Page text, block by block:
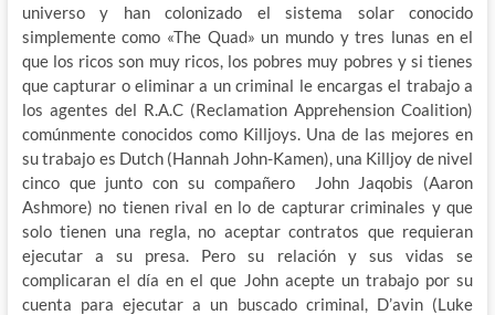
universo y han colonizado el sistema solar conocido
simplemente como «The Quad» un mundo y tres lunas en el
que los ricos son muy ricos, los pobres muy pobres y si tienes
que capturar o eliminar a un criminal le encargas el trabajo a
los agentes del R.A.C (Reclamation Apprehension Coalition)
comúnmente conocidos como Killjoys. Una de las mejores en
su trabajo es Dutch (Hannah John-Kamen), una Killjoy de nivel
cinco que junto con su compañero John Jaqobis (Aaron
Ashmore) no tienen rival en lo de capturar criminales y que
solo tienen una regla, no aceptar contratos que requieran
ejecutar a su presa. Pero su relación y sus vidas se
complicaran el día en el que John acepte un trabajo por su
cuenta para ejecutar a un buscado criminal, D’avin (Luke